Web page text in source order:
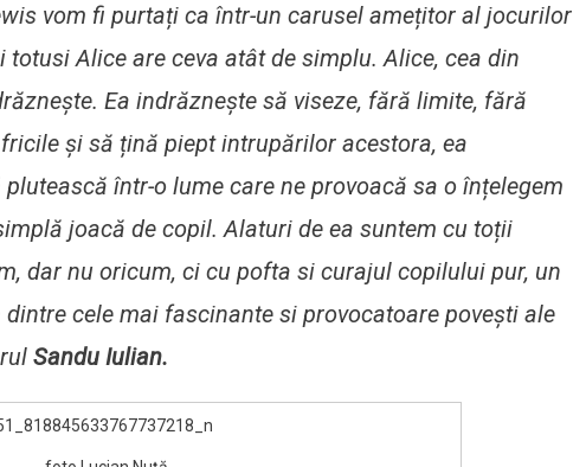
vom fi purtați ca într-un carusel amețitor al jocurilor
Alice are ceva atât de simplu. Alice, cea din
Ea indrăznește să viseze, fără limite, fără
și să țină piept intrupărilor acestora, ea
într-o lume care ne provoacă sa o înțelegem
joacă de copil. Alaturi de ea suntem cu toții
dar nu oricum, ci cu pofta si curajul copilului pur, un
cele mai fascinante si provocatoare povești ale
Sandu Iulian.